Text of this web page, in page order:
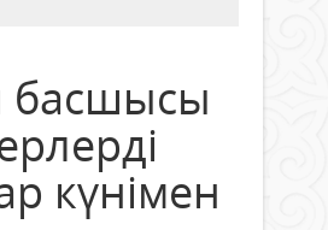
басшысы
күнімен